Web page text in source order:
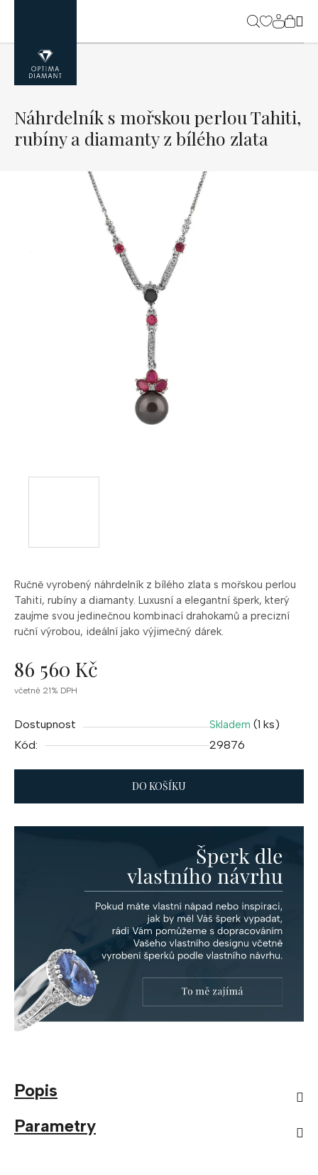
obsah
Ručně vyrobený náhrdelník z bílého zlata s mořskou perlou
Tahiti, rubíny a diamanty. Luxusní a elegantní šperk, který
zaujme svou jedinečnou kombinací drahokamů a precizní
ruční výrobou, ideální jako výjimečný dárek.
86 560 Kč
Měrná
včetně 21% DPH
Dostupnost Skladem (1 ks)
Kód:
29876
DO KOŠÍKU
Náhrdelník s mořskou perlou Tahiti,
rubíny a diamanty z bílého zlata
Popis
Parametry